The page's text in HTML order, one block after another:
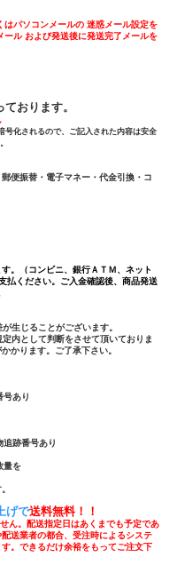
パソコンメールの 迷惑メール設定を
ル および発送後に発送完了メールを
おります。
号化されるので、ご記入された内容は安全
便振替・電子マネー・代金引換・コ
。（コンビニ、銀行ＡＴＭ、ネット
払ください。ご入金確認後、商品発送
生じることがございます。
内として判断をさせて頂いておりま
かります。ご了承下さい。
あり
跡番号あり
量を
げで送料無料！！
ん。配送指定日はあくまでも予定であ
送業者の都合、受注時によるシステ
。できるだけ余裕をもってご注文下